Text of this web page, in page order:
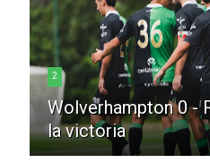
2
Wolverhampton 0 -
la victoria